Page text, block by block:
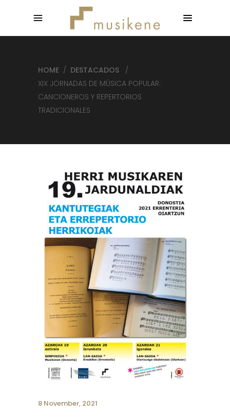
HOME / DESTACADOS
/
XIX JORNADAS DE MÚSICA POPULAR:
CANCIONEROS Y REPERTORIOS
TRADICIONALES
8 November, 2021